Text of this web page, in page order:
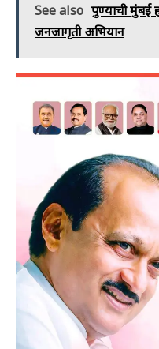
See also पुण्याची मुंबई
जनजागृती अभियान